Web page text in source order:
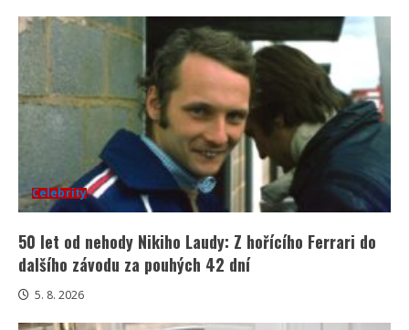
Celebrity
50 let od nehody Nikiho Laudy: Z hořícího Ferrari do
dalšího závodu za pouhých 42 dní
5. 8. 2026